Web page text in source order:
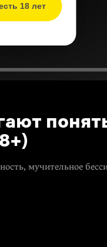
18 лет
мучительное